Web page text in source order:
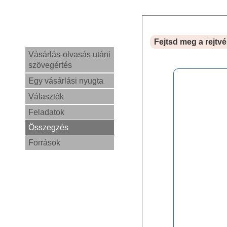
Vásárlás-olvasás utáni
szövegértés
Egy vásárlási nyugta
Választék
Feladatok
Összegzés
Források
Fejtsd meg a